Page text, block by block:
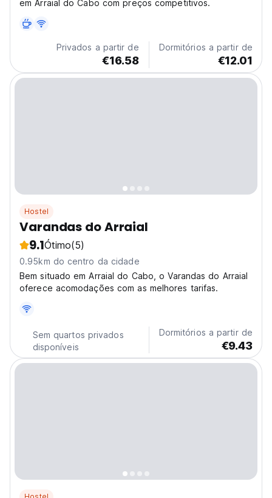
em Arraial do Cabo com preços competitivos.
Privados a partir de
€16.58
Dormitórios a partir de
€12.01
Hostel
Varandas do Arraial
9.1Ótimo(5)
0.95km do centro da cidade
Bem situado em Arraial do Cabo, o Varandas do Arraial
oferece acomodações com as melhores tarifas.
Sem quartos privados
disponíveis
Dormitórios a partir de
€9.43